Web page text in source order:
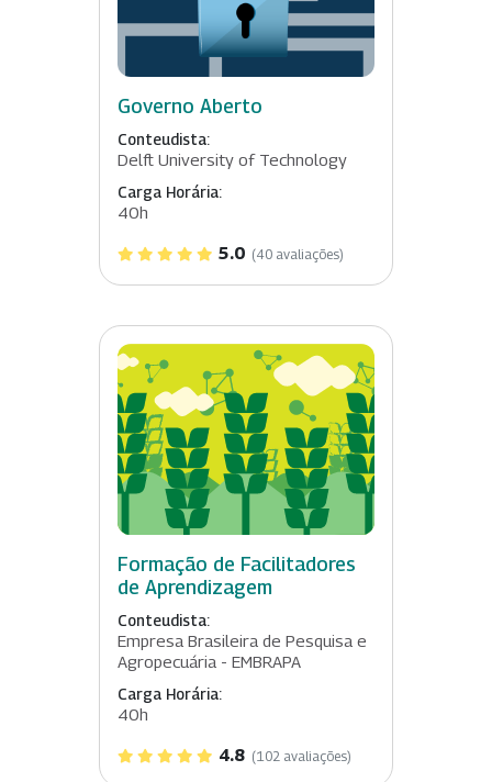
Governo Aberto
Conteudista:
Delft University of Technology
Carga Horária:
40h
5.0 (40 avaliações)
Formação de Facilitadores
de Aprendizagem
Conteudista:
Empresa Brasileira de Pesquisa e
Agropecuária - EMBRAPA
Carga Horária:
40h
4.8 (102 avaliações)